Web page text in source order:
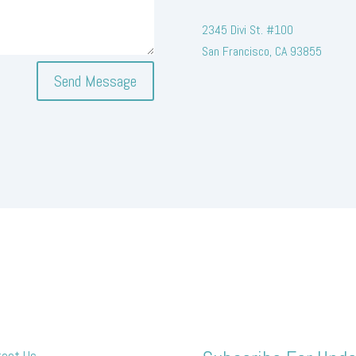
Send Message
2345 Divi St. #100
San Francisco, CA 93855